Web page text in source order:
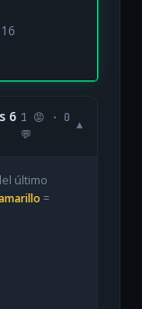
6 1 😡 · 0
💬
▾
último
=